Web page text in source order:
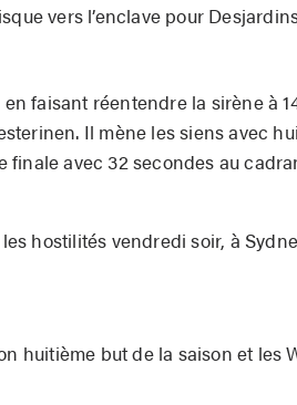
vers l’enclave pour
faisant réentendre la sirène à
Il mène les siens avec
finale avec 32 secondes au
hostilités vendredi soir, à
huitième but de la saison et les